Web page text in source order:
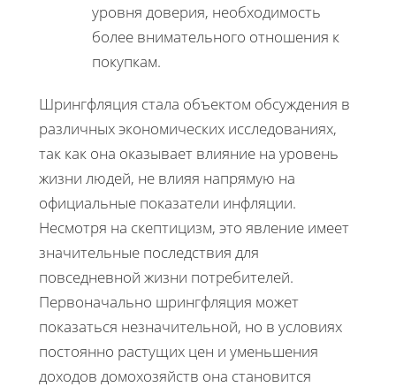
уровня доверия, необходимость
более внимательного отношения к
покупкам.
Шрингфляция стала объектом обсуждения в
различных экономических исследованиях,
так как она оказывает влияние на уровень
жизни людей, не влияя напрямую на
официальные показатели инфляции.
Несмотря на скептицизм, это явление имеет
значительные последствия для
повседневной жизни потребителей.
Первоначально шрингфляция может
показаться незначительной, но в условиях
постоянно растущих цен и уменьшения
доходов домохозяйств она становится